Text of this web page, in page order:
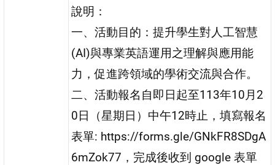
說明：
一、活動目的：提升學生對人工智慧
(AI)與專業英語運用之理解與應用能
力，促進跨領域的學術交流與合作。
二、活動報名自即日起至113年10月2
0日（星期日）中午12時止，填寫報名
表單: https://forms.gle/GNkFR8SDgA
6mZok77，完成後收到 google 表單